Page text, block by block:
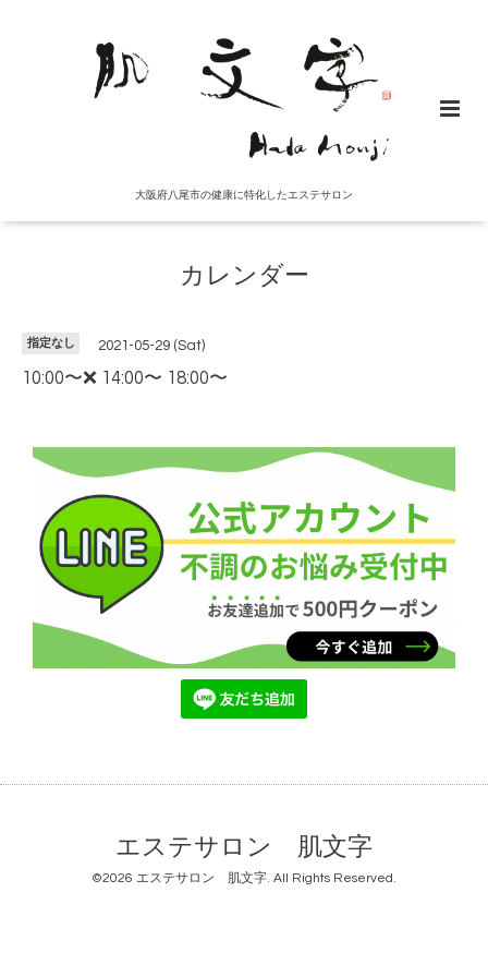
大阪府八尾市の健康に特化したエステサロン
カレンダー
指定なし 2021-05-29 (Sat)
10:00〜❌ 14:00〜 18:00〜
エステサロン 肌文字
©2026 エステサロン 肌文字. All Rights Reserved.